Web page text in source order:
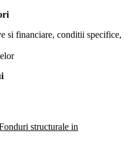
si financiare, conditii specifice,
structurale in